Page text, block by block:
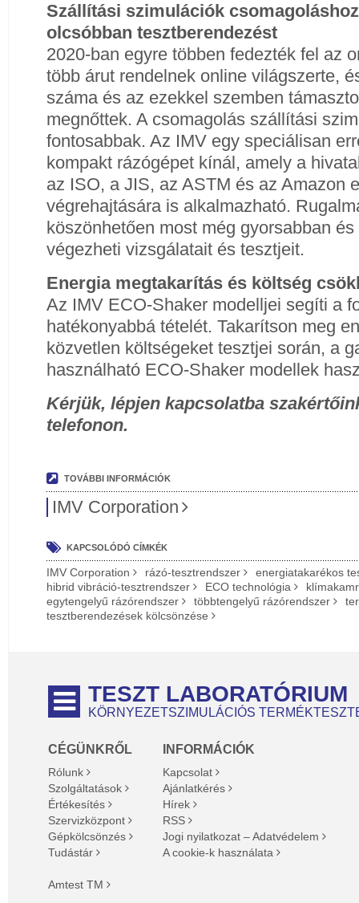
Szállítási szimulációk
olcsóbban tesztberendezést
2020-ban egyre többen fedezték fel az
több árut rendelnek online világszerte,
száma és az ezekkel szemben
megnőttek. A csomagolás szállítási
fontosabbak. Az IMV egy speciálisan
kompakt rázógépet kínál, amely a
az ISO, a JIS, az ASTM és az Amazon
végrehajtására is alkalmazható.
köszönhetően most még gyorsabban
végezheti vizsgálatait és tesztjeit.
Energia megtakarítás és költség
Az IMV ECO-Shaker modelljei segíti a
hatékonyabbá tételét. Takarítson meg
közvetlen költségeket tesztjei során, a
használható ECO-Shaker modellek
Kérjük, lépjen kapcsolatba
telefonon.
TOVÁBBI INFORMÁCIÓK
IMV Corporation
KAPCSOLÓDÓ CÍMKÉK
IMV Corporation rázó-tesztrendszer
energiatakarékos
hibrid vibráció-tesztrendszer
ECO technológia
egytengelyű rázórendszer
többtengelyű rázórendszer
tesztberendezések kölcsönzése
TESZT LABORATÓRIUM
KÖRNYEZETSZIMULÁCIÓS
CÉGÜNKRŐL
Rólunk
Szolgáltatások
Értékesítés
Szervizközpont
Gépkölcsönzés
Tudástár
Amtest TM
INFORMÁCIÓK
Kapcsolat
Ajánlatkérés
Hírek
RSS
Jogi nyilatkozat – Adatvédelem
A cookie-k használata